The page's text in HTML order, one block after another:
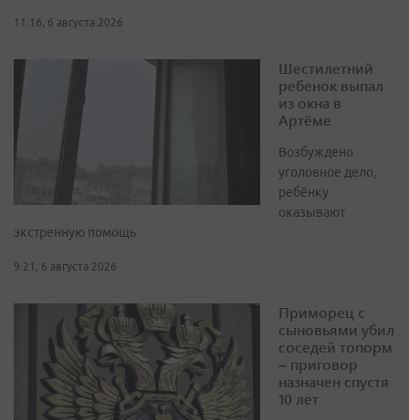
11:16, 6 августа 2026
Шестилетний
ребенок выпал
из окна в
Артёме
Возбуждено
уголовное дело,
ребёнку
оказывают
экстренную помощь
9:21, 6 августа 2026
Приморец с
сыновьями убил
соседей топорм
– приговор
назначен спустя
10 лет